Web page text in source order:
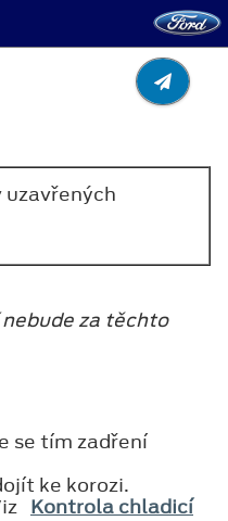
za těchto
se tím zadření
ke korozi.
Kontrola chladicí